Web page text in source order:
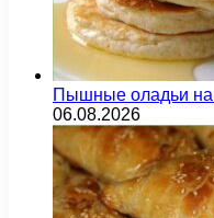
Пышные оладьи на
06.08.2026